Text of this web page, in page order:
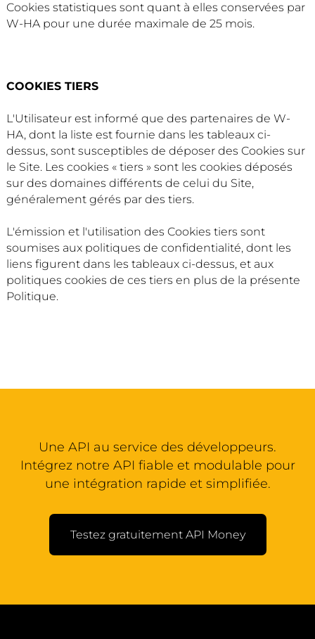
Cookies statistiques sont quant à elles conservées par
W-HA pour une durée maximale de 25 mois.
COOKIES TIERS
L'Utilisateur est informé que des partenaires de W-
HA, dont la liste est fournie dans les tableaux ci-
dessus, sont susceptibles de déposer des Cookies sur
le Site. Les cookies « tiers » sont les cookies déposés
sur des domaines différents de celui du Site,
généralement gérés par des tiers.
L'émission et l'utilisation des Cookies tiers sont
soumises aux politiques de confidentialité, dont les
liens figurent dans les tableaux ci-dessus, et aux
politiques cookies de ces tiers en plus de la présente
Politique.
Une API au service des développeurs.
Intégrez notre API fiable et modulable pour
une intégration rapide et simplifiée.
Testez gratuitement API Money